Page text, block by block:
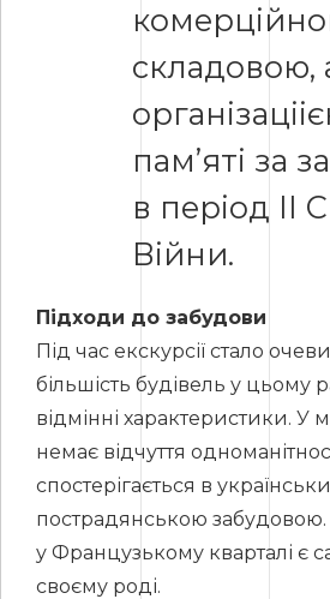
складовою,
пам’яті за
в період ІІ
Війни.
Підходи до забудови
Під час екскурсії стало
більшість будівель у цьому
відмінні характеристики. У
немає відчуття
спостерігається в
пострадянською
у Французькому кварталі є
своєму роді.